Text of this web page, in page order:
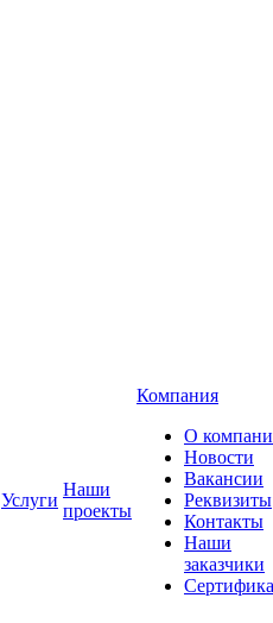
Услуги
Наши
проекты
Компания
О
Новости
Вакансии
Реквизиты
Контакты
Наши
заказчики